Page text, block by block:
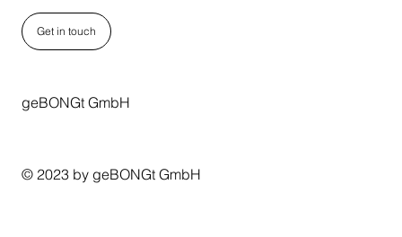
geBONGt GmbH
© 2023 by geBONGt GmbH
Get in touch